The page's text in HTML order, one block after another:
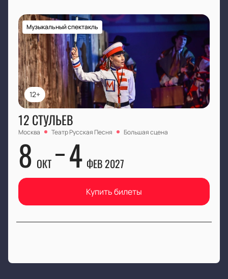
12+
Музыкальный спектакль
12 СТУЛЬЕВ
Москва Театр Русская Песня Большая сцена
8 ОКТ 4 ФЕВ 2027
Купить билеты